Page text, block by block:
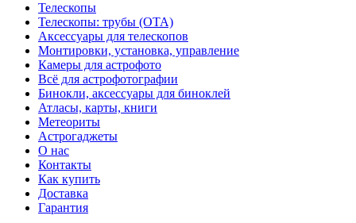
Телескопы
Телескопы: трубы (OTA)
Аксессуары для телескопов
Монтировки, установка, управление
Камеры для астрофото
Всё для астрофотографии
Бинокли, аксессуары для биноклей
Атласы, карты, книги
Метеориты
Астрогаджеты
О нас
Контакты
Как купить
Доставка
Гарантия